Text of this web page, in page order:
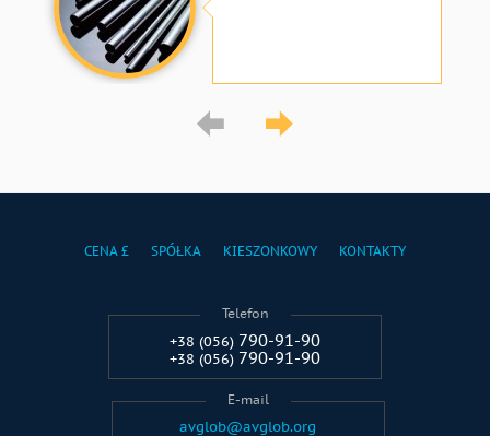
CENA £ SPÓŁKA KIESZONKOWY KONTAKTY
Telefon
+38 (056) 790-91-90
+38 (056) 790-91-90
E-mail
avglob@avglob.org